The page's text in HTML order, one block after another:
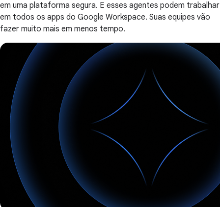
em uma plataforma segura. E esses agentes podem trabalhar
em todos os apps do Google Workspace. Suas equipes vão
fazer muito mais em menos tempo.